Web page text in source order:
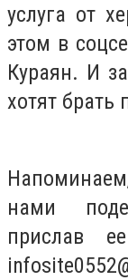
услуга от
этом в
Кураян. И
хотят брать
нами
прислав